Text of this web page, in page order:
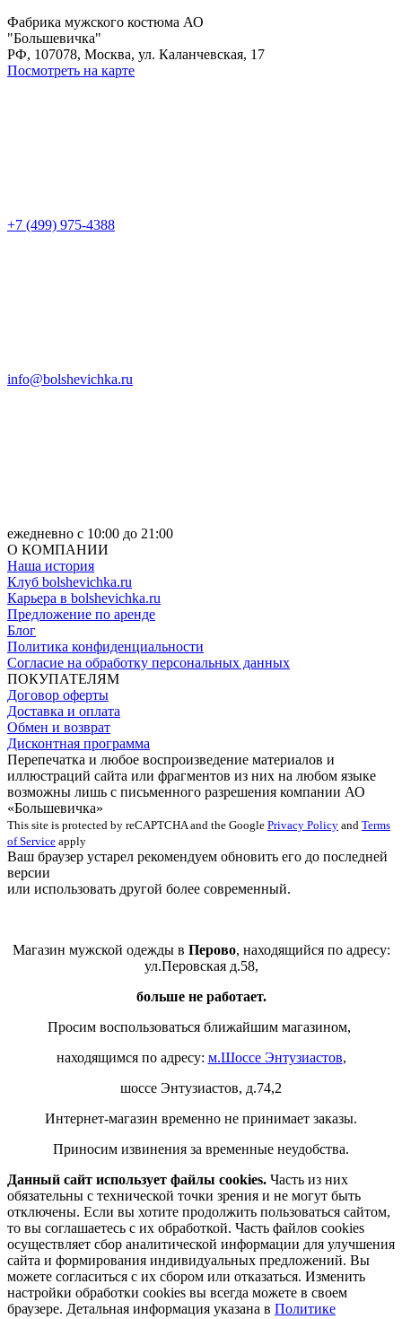
Фабрика мужского костюма АО
"Большевичка"
РФ, 107078, Москва, ул. Каланчевская, 17
Посмотреть на карте
+7 (499) 975-4388
info@bolshevichka.ru
ежедневно с 10:00 до 21:00
О КОМПАНИИ
Наша история
Клуб bolshevichka.ru
Карьера в bolshevichka.ru
Предложение по аренде
Блог
Политика конфиденциальности
Согласие на обработку персональных данных
ПОКУПАТЕЛЯМ
Договор оферты
Доставка и оплата
Обмен и возврат
Дисконтная программа
Перепечатка и любое воспроизведение материалов и
иллюстраций сайта или фрагментов из них на любом языке
возможны лишь с письменного разрешения компании АО
«Большевичка»
This site is protected by reCAPTCHA and the Google Privacy Policy and Terms
of Service apply
Ваш браузер устарел рекомендуем обновить его до последней
версии
или использовать другой более современный.
Магазин мужской одежды в Перово, находящийся по адресу:
ул.Перовская д.58,
больше не работает.
Просим воспользоваться ближайшим магазином,
находящимся по адресу: м.Шоссе Энтузиастов,
шоссе Энтузиастов, д.74,2
Интернет-магазин временно не принимает заказы.
Приносим извинения за временные неудобства.
Данный сайт использует файлы cookies. Часть из них
обязательны с технической точки зрения и не могут быть
отключены. Если вы хотите продолжить пользоваться сайтом,
то вы соглашаетесь с их обработкой. Часть файлов cookies
осуществляет сбор аналитической информации для улучшения
сайта и формирования индивидуальных предложений. Вы
можете согласиться с их сбором или отказаться. Изменить
настройки обработки cookies вы всегда можете в своем
браузере. Детальная информация указана в Политике